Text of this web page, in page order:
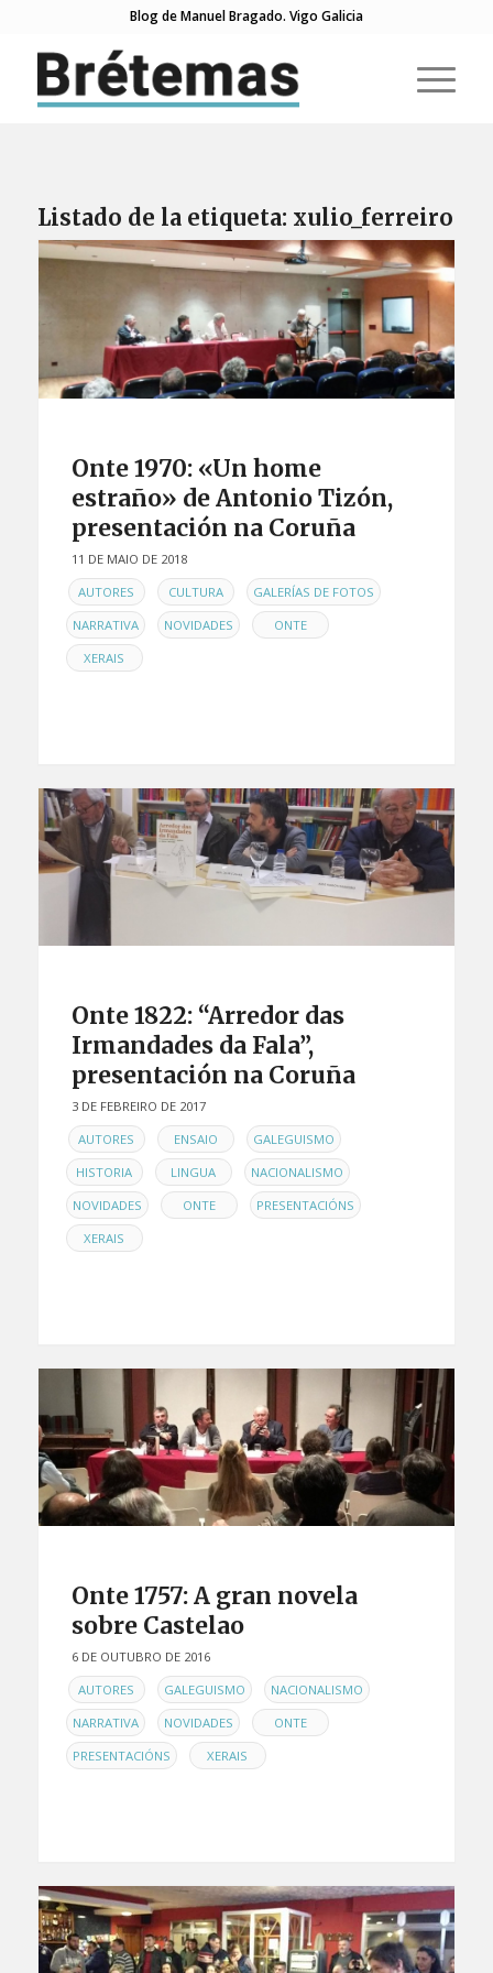
Blog de Manuel Bragado. Vigo Galicia
Listado de la etiqueta: xulio_ferreiro
Onte 1970: «Un home
estraño» de Antonio Tizón,
presentación na Coruña
11 DE MAIO DE 2018
EN AUTORES , CULTURA , GALERÍAS DE FOTOS ,
NARRATIVA , NOVIDADES , ONTE ,
XERAIS
Onte 1822: “Arredor das
Irmandades da Fala”,
presentación na Coruña
3 DE FEBREIRO DE 2017
ENAUTORES , ENSAIO , GALEGUISMO ,
HISTORIA , LINGUA , NACIONALISMO ,
NOVIDADES , ONTE , PRESENTACIÓNS ,
XERAIS
Onte 1757: A gran novela
sobre Castelao
6 DE OUTUBRO DE 2016
EN AUTORES , GALEGUISMO , NACIONALISMO ,
NARRATIVA , NOVIDADES , ONTE ,
PRESENTACIÓNS , XERAIS